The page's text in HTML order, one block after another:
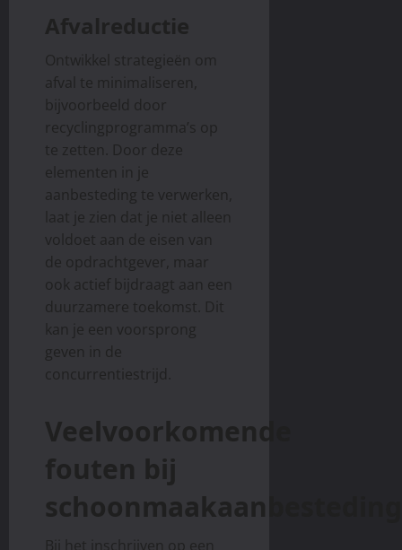
Afvalreductie
Ontwikkel strategieën om
afval te minimaliseren,
bijvoorbeeld door
recyclingprogramma’s op
te zetten. Door deze
elementen in je
aanbesteding te verwerken,
laat je zien dat je niet alleen
voldoet aan de eisen van
de opdrachtgever, maar
ook actief bijdraagt aan een
duurzamere toekomst. Dit
kan je een voorsprong
geven in de
concurrentiestrijd.
Veelvoorkomende
fouten bij
Bij het inschrijven op een